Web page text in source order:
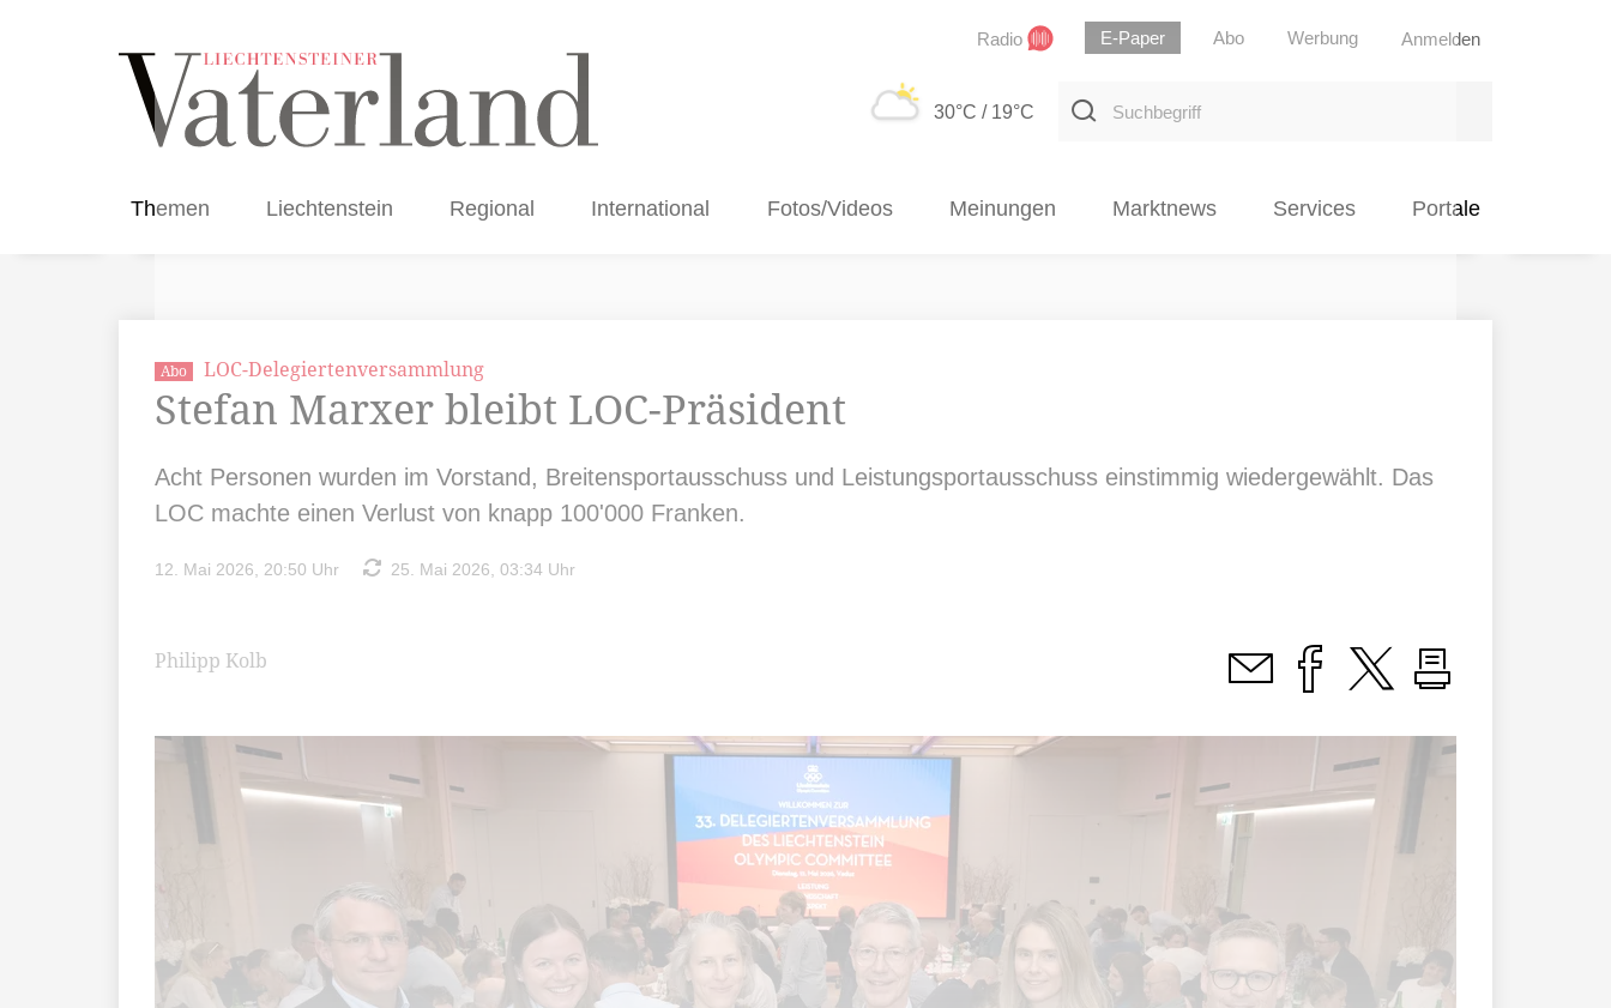
Radio E-Paper Abo Werbung Anmelden
30°C / 19°C
Suchbegriff
Themen Liechtenstein Regional International Fotos/Videos Meinungen Marktnews Services Portale
Abo LOC-Delegiertenversammlung
Stefan Marxer bleibt LOC-Präsident
Acht Personen wurden im Vorstand, Breitensportausschuss und Leistungsportausschuss einstimmig wiedergewählt. Das
LOC machte einen Verlust von knapp 100'000 Franken.
12. Mai 2026, 20:50 Uhr 25. Mai 2026, 03:34 Uhr
Philipp Kolb